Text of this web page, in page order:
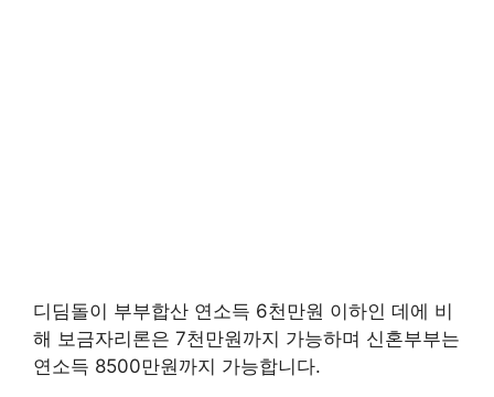
디딤돌이 부부합산 연소득 6천만원 이하인 데에 비
해 보금자리론은 7천만원까지 가능하며 신혼부부는
연소득 8500만원까지 가능합니다.